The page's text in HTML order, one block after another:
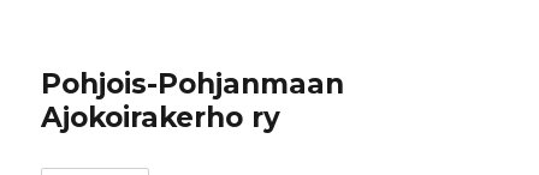
Pohjois-Pohjanmaan
Ajokoirakerho ry